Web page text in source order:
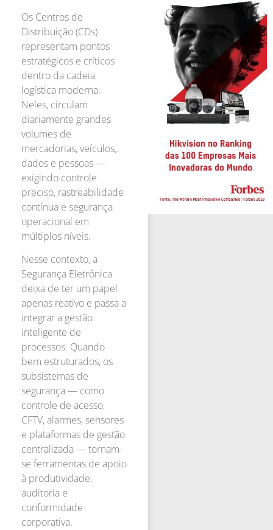
Os Centros de
Distribuição (CDs)
representam pontos
estratégicos e críticos
dentro da cadeia
logística moderna.
Neles, circulam
diariamente grandes
volumes de
mercadorias, veículos,
dados e pessoas —
exigindo controle
preciso, rastreabilidade
contínua e segurança
operacional em
múltiplos níveis.
Nesse contexto, a
Segurança Eletrônica
deixa de ter um papel
apenas reativo e passa a
integrar a gestão
inteligente de
processos. Quando
bem estruturados, os
subsistemas de
segurança — como
controle de acesso,
CFTV, alarmes, sensores
e plataformas de gestão
centralizada — tornam-
se ferramentas de apoio
à produtividade,
auditoria e
conformidade
corporativa.